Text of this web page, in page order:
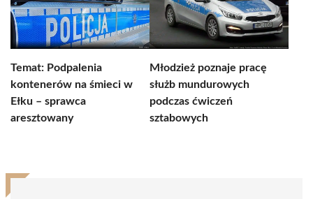
Temat: Podpalenia
kontenerów na śmieci w
Ełku – sprawca
aresztowany
Młodzież poznaje pracę
służb mundurowych
podczas ćwiczeń
sztabowych